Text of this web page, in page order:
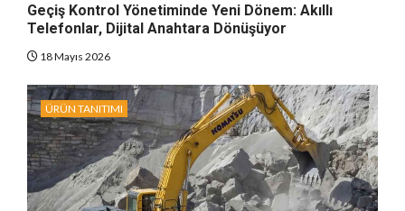
Geçiş Kontrol Yönetiminde Yeni Dönem: Akıllı
Telefonlar, Dijital Anahtara Dönüşüyor
18 Mayıs 2026
ÜRÜN TANITIMI